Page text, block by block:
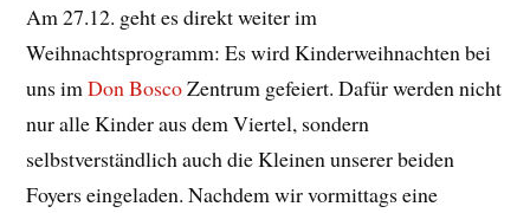
Am 27.12. geht es direkt weiter im
Weihnachtsprogramm: Es wird Kinderweihnachten bei
uns imDon BoscoZentrum gefeiert. Dafür werden nicht
nur alle Kinder aus dem Viertel, sondern
selbstverständlich auch die Kleinen unserer beiden
Foyers eingeladen. Nachdem wir vormittags eine